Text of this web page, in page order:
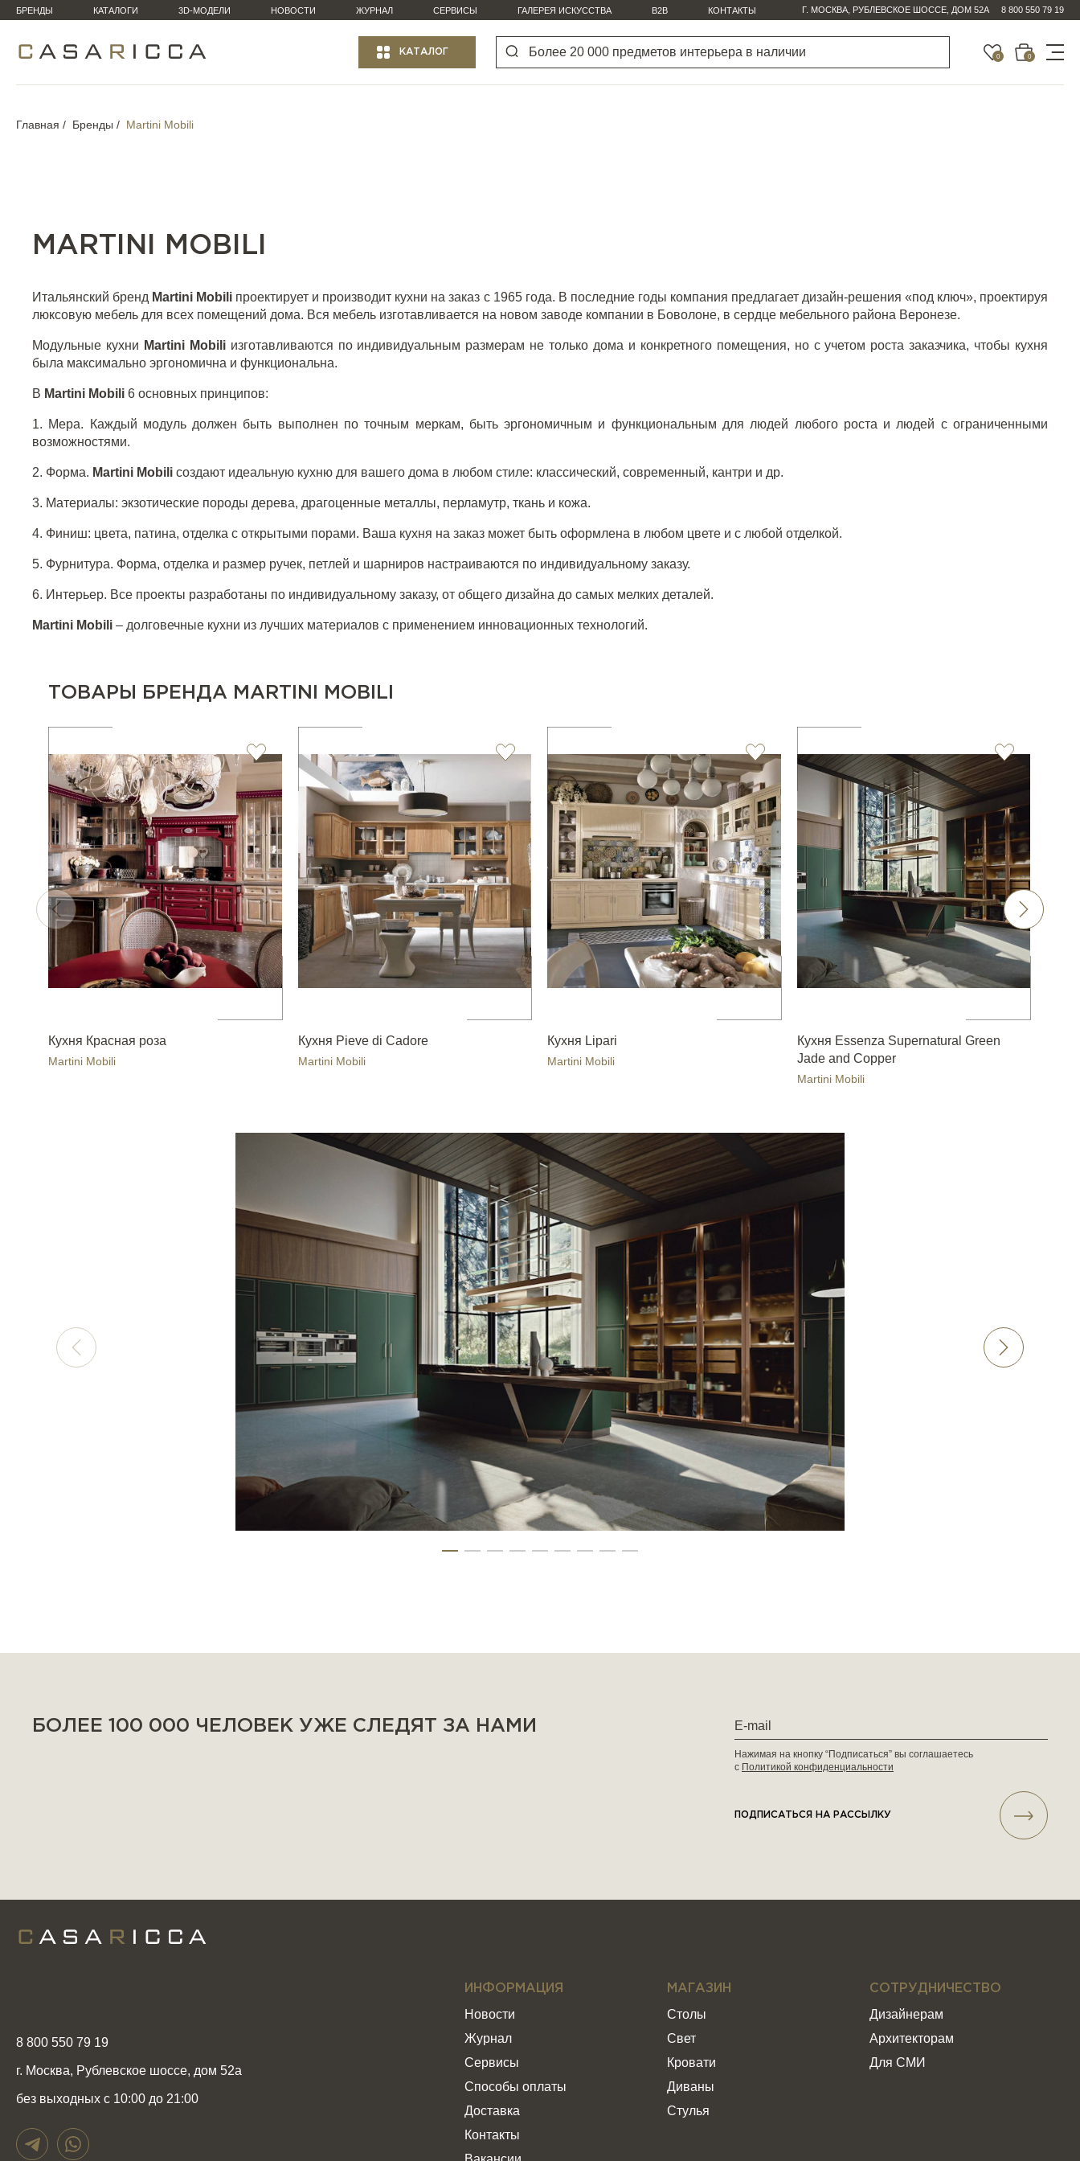
БРЕНДЫ КАТАЛОГИ 3D-МОДЕЛИ НОВОСТИ ЖУРНАЛ СЕРВИСЫ ГАЛЕРЕЯ ИСКУССТВА B2B КОНТАКТЫ Г. МОСКВА, РУБЛЕВСКОЕ ШОССЕ, ДОМ 52А 8 800 550 79 19
КАТАЛОГ 0 0
Главная Бренды Martini Mobili
MARTINI MOBILI
Итальянский бренд Martini Mobili проектирует и производит кухни на заказ с 1965 года. В последние годы компания предлагает дизайн-решения «под ключ», проектируя
люксовую мебель для всех помещений дома. Вся мебель изготавливается на новом заводе компании в Боволоне, в сердце мебельного района Веронезе.
Модульные кухни Martini Mobili изготавливаются по индивидуальным размерам не только дома и конкретного помещения, но с учетом роста заказчика, чтобы кухня
была максимально эргономична и функциональна.
В Martini Mobili 6 основных принципов:
1. Мера. Каждый модуль должен быть выполнен по точным меркам, быть эргономичным и функциональным для людей любого роста и людей с ограниченными
возможностями.
2. Форма. Martini Mobili создают идеальную кухню для вашего дома в любом стиле: классический, современный, кантри и др.
3. Материалы: экзотические породы дерева, драгоценные металлы, перламутр, ткань и кожа.
4. Финиш: цвета, патина, отделка с открытыми порами. Ваша кухня на заказ может быть оформлена в любом цвете и с любой отделкой.
5. Фурнитура. Форма, отделка и размер ручек, петлей и шарниров настраиваются по индивидуальному заказу.
6. Интерьер. Все проекты разработаны по индивидуальному заказу, от общего дизайна до самых мелких деталей.
Martini Mobili – долговечные кухни из лучших материалов с применением инновационных технологий.
ТОВАРЫ БРЕНДА MARTINI MOBILI
Кухня Красная роза
Martini Mobili
Кухня Pieve di Cadore
Martini Mobili
Кухня Lipari
Martini Mobili
Кухня Essenza Supernatural Green
Jade and Copper
Martini Mobili
БОЛЕЕ 100 000 ЧЕЛОВЕК УЖЕ СЛЕДЯТ ЗА НАМИ
Нажимая на кнопку “Подписаться” вы соглашаетесь
с Политикой конфиденциальности
ПОДПИСАТЬСЯ НА РАССЫЛКУ
8 800 550 79 19
г. Москва, Рублевское шоссе, дом 52а
без выходных с 10:00 до 21:00
ИНФОРМАЦИЯ
Новости
Журнал
Сервисы
Способы оплаты
Доставка
Контакты
МАГАЗИН
Столы
Свет
Кровати
Диваны
Стулья
СОТРУДНИЧЕСТВО
Дизайнерам
Архитекторам
Для СМИ